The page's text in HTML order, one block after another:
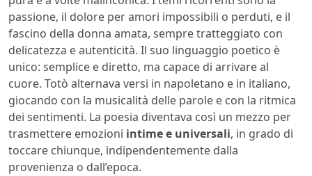
passione, il dolore per amori impossibili o perduti, e il
fascino della donna amata, sempre tratteggiato con
delicatezza e autenticità. Il suo linguaggio poetico è
unico: semplice e diretto, ma capace di arrivare al
cuore. Totò alternava versi in napoletano e in italiano,
giocando con la musicalità delle parole e con la ritmica
dei sentimenti. La poesia diventava così un mezzo per
trasmettere emozioni intime e universali, in grado di
toccare chiunque, indipendentemente dalla
provenienza o dall’epoca.